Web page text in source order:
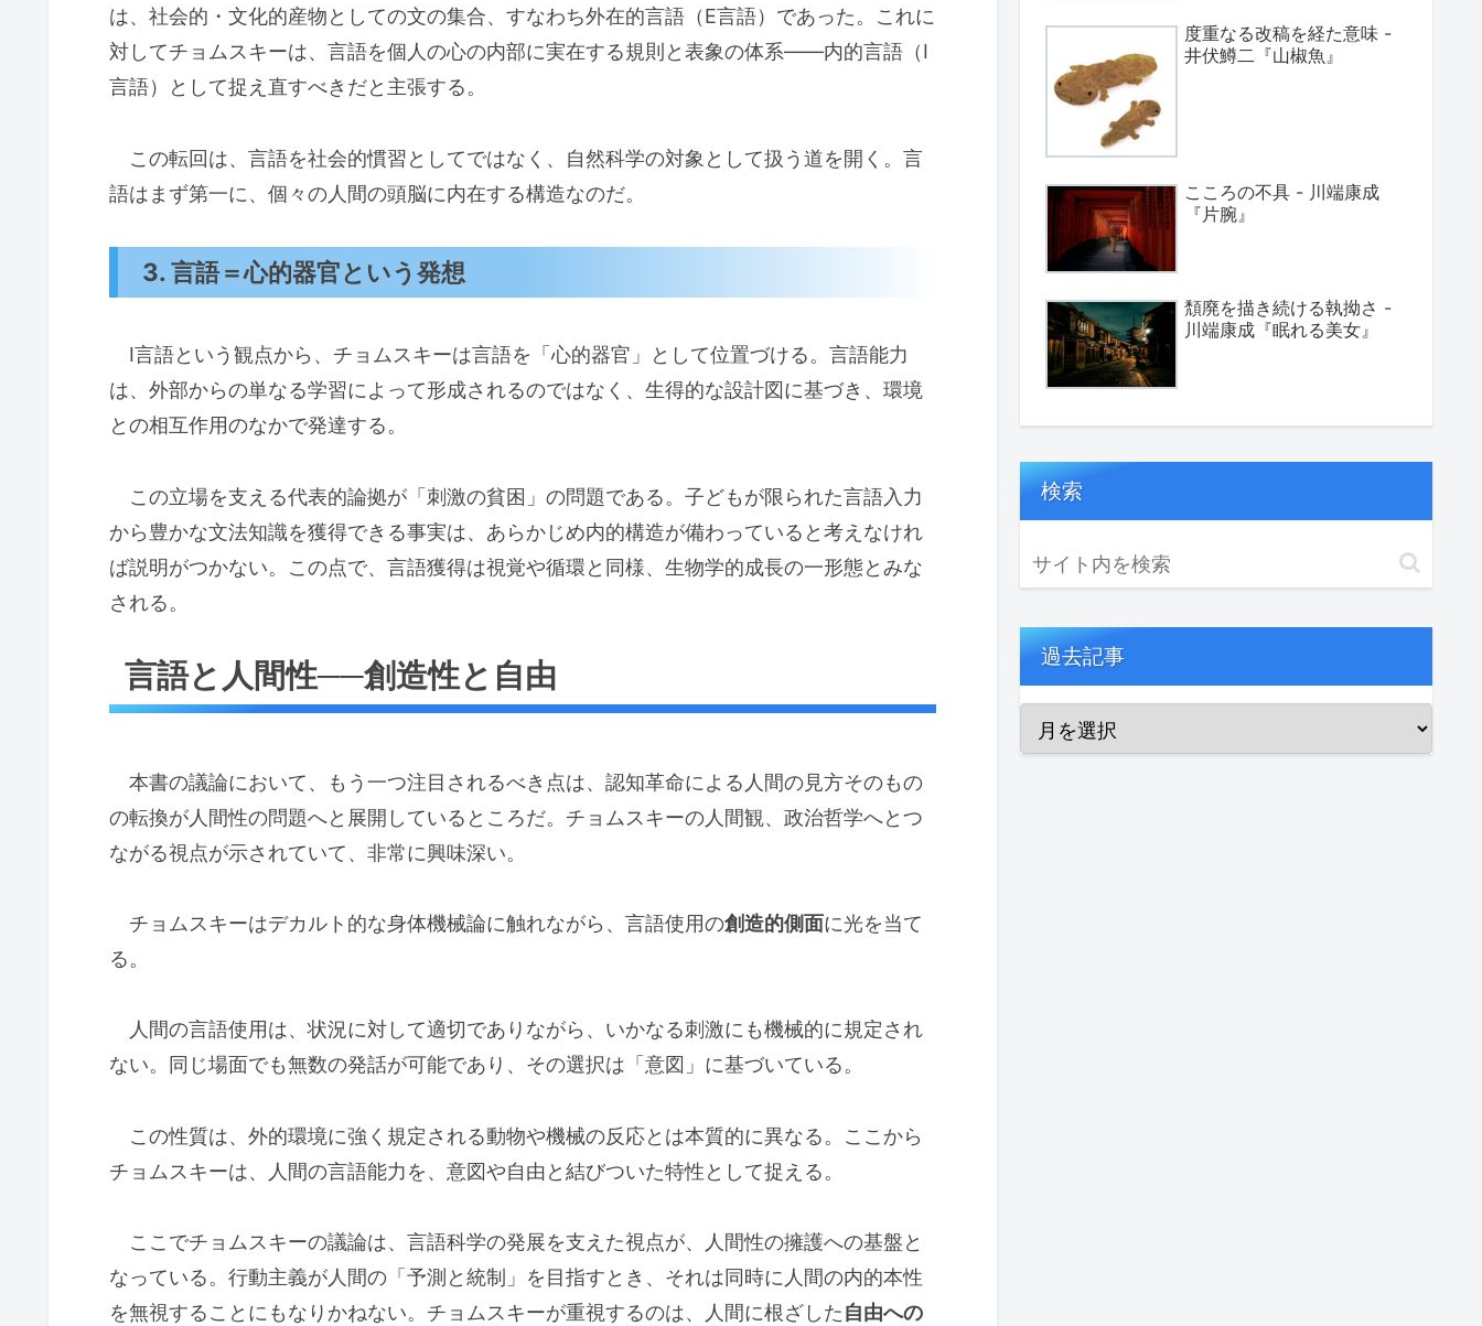
は、社会的・文化的産物としての文の集合、すなわち外在的言語（E言語）であった。これに
対してチョムスキーは、言語を個人の心の内部に実在する規則と表象の体系――内的言語（I
言語）として捉え直すべきだと主張する。
この転回は、言語を社会的慣習としてではなく、自然科学の対象として扱う道を開く。言
語はまず第一に、個々の人間の頭脳に内在する構造なのだ。
3. 言語＝心的器官という発想
I言語という観点から、チョムスキーは言語を「心的器官」として位置づける。言語能力
は、外部からの単なる学習によって形成されるのではなく、生得的な設計図に基づき、環境
との相互作用のなかで発達する。
この立場を支える代表的論拠が「刺激の貧困」の問題である。子どもが限られた言語入力
から豊かな文法知識を獲得できる事実は、あらかじめ内的構造が備わっていると考えなけれ
ば説明がつかない。この点で、言語獲得は視覚や循環と同様、生物学的成長の一形態とみな
される。
言語と人間性──創造性と自由
本書の議論において、もう一つ注目されるべき点は、認知革命による人間の見方そのもの
の転換が人間性の問題へと展開しているところだ。チョムスキーの人間観、政治哲学へとつ
ながる視点が示されていて、非常に興味深い。
チョムスキーはデカルト的な身体機械論に触れながら、言語使用の創造的側面に光を当て
る。
人間の言語使用は、状況に対して適切でありながら、いかなる刺激にも機械的に規定され
ない。同じ場面でも無数の発話が可能であり、その選択は「意図」に基づいている。
この性質は、外的環境に強く規定される動物や機械の反応とは本質的に異なる。ここから
チョムスキーは、人間の言語能力を、意図や自由と結びついた特性として捉える。
ここでチョムスキーの議論は、言語科学の発展を支えた視点が、人間性の擁護への基盤と
なっている。行動主義が人間の「予測と統制」を目指すとき、それは同時に人間の内的本性
を無視することにもなりかねない。チョムスキーが重視するのは、人間に根ざした自由への
度重なる改稿を経た意味 -
井伏鱒二『山椒魚』
こころの不具 - 川端康成
『片腕』
頽廃を描き続ける執拗さ -
川端康成『眠れる美女』
検索
過去記事